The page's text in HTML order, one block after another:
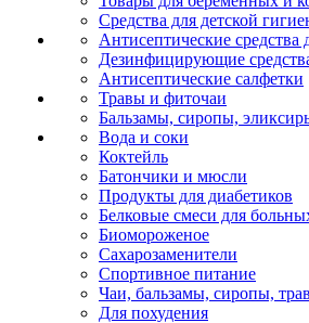
Средства для детской
Антисептические средства
Дезинфицирующие
Антисептические салфетки
Травы и фиточаи
Бальзамы, сиропы,
Вода и соки
Коктейль
Батончики и мюсли
Продукты для диабетиков
Белковые смеси для
Биомороженое
Сахарозаменители
Спортивное питание
Чаи, бальзамы, сиропы,
Для похудения